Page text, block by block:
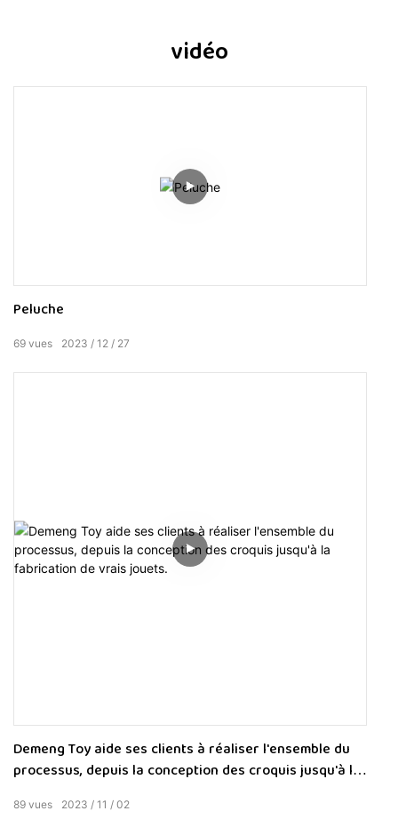
vidéo
Peluche
2023 12 27
69 vues
Demeng Toy aide ses clients à réaliser l'ensemble du
processus, depuis la conception des croquis jusqu'à la
2023 11 02
89 vues